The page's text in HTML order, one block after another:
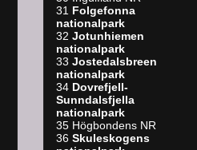
31 Folgefonna
nationalpark
32 Jotunhiemen
nationalpark
33 Jostedalsbreen
nationalpark
34 Dovrefjell-
Sunndalsfjella
nationalpark
35 Högbondens NR
36 Skuleskogens